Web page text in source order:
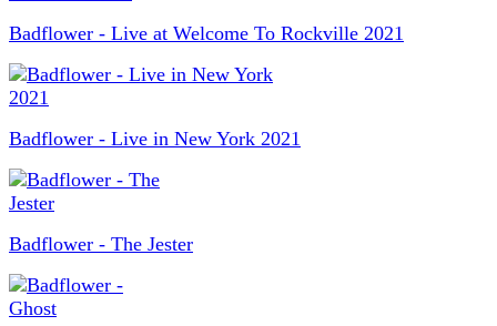
Badflower - Live at Welcome To Rockville 2021
Badflower - Live in New York 2021
Badflower - The Jester